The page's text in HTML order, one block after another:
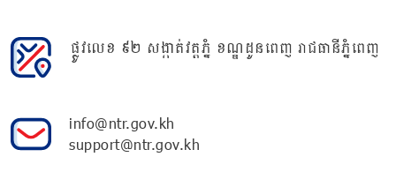
ផ្លូវលេខ ៩២ សង្កាត់វត្តភ្នំ ខណ្ឌដូនពេញ រាជធានីភ្នំពេញ
info@ntr.gov.kh
support@ntr.gov.kh